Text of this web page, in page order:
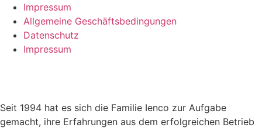
Impressum
Allgemeine Geschäftsbedingungen
Datenschutz
Impressum
Seit 1994 hat es sich die Familie Ienco zur Aufgabe
gemacht, ihre Erfahrungen aus dem erfolgreichen Betrieb